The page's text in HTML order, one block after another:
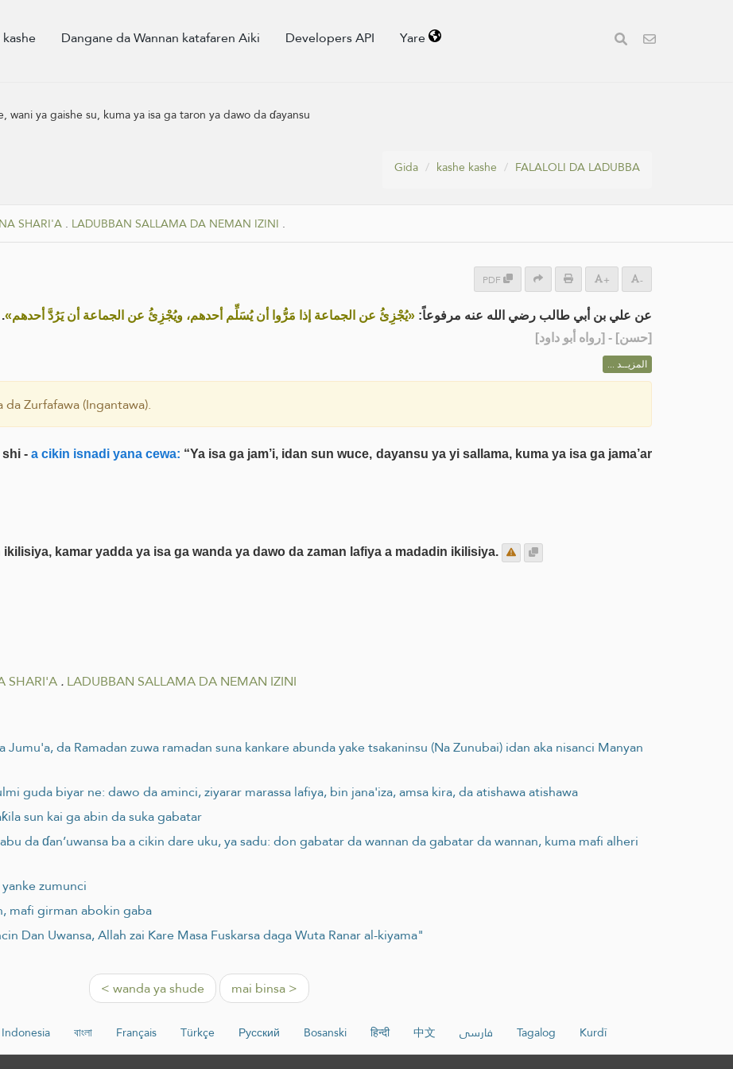
Dangane da Wannan katafaren Aiki Developers API Yare
wani ya gaishe su, kuma ya isa ga taron ya dawo da ɗayansu
Gida kashe kashe FALALOLI DA LADUBBA
SHARI'A . LADUBBAN SALLAMA DA NEMAN IZINI .
PDF + -
عن علي بن أبي طالب رضي الله عنه مرفوعاً: «يُجْزِئُ عن الجماعة إذا مَرُّوا أن يُسَلِّم أحدهم، ويُجْزِئُ عن الجماعة أن يَرُدَّ أحدهم».
[حسن] - [رواه أبو داود]
المزيــد ...
Zurfafawa (Ingantawa).
shi -a cikin isnadi yana cewa: “Ya isa ga jam’i, idan sun wuce, dayansu ya yi sallama, kuma ya isa ga jama’ar
kamar yadda ya isa ga wanda ya dawo da zaman lafiya a madadin ikilisiya.
SHARI'A.LADUBBAN SALLAMA DA NEMAN IZINI
da Ramadan zuwa ramadan suna kankare abunda yake tsakaninsu (Na Zunubai) idan aka nisanci Manyan
guda biyar ne: dawo da aminci, ziyarar marassa lafiya, bin jana'iza, amsa kira, da atishawa atishawa
sun kai ga abin da suka gabatar
da ɗan’uwansa ba a cikin dare uku, ya sadu: don gabatar da wannan da gabatar da wannan, kuma mafi alheri
zumunci
mafi girman abokin gaba
Dan Uwansa, Allah zai Kare Masa Fuskarsa daga Wuta Ranar al-kiyama"
< wanda ya shude mai binsa >
Indonesia বাংলা Français Türkçe Русский Bosanski हिन्दी 中文 فارسی Tagalog Kurdî